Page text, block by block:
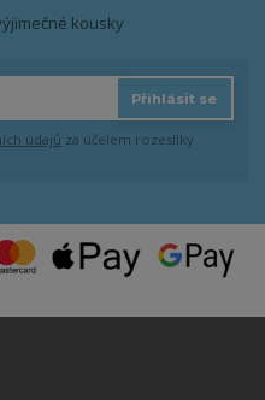
kousky
Přihlásit se
údajů za účelem rozesílky